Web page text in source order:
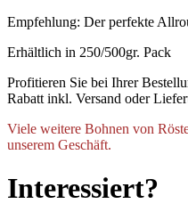
Empfehlung: Der perfekte
Erhältlich in 250/500gr. Pack
Profitieren Sie bei Ihrer
Rabatt inkl. Versand oder
Viele weitere Bohnen von
unserem Geschäft.
Interessiert?